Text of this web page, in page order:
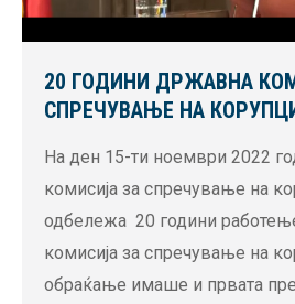
20 ГОДИНИ ДРЖАВНА
СПРЕЧУВАЊЕ НА
На ден 15-ти ноември 2022
комисија за спречување на
одбележа 20 години
комисија за спречување на
обраќање имаше и првата